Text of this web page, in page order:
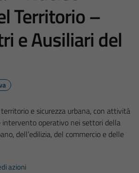
Territorio –
e Ausiliari del
e sicurezza urbana, con attività
intervento operativo nei settori della
dell’edilizia, del commercio e delle
azioni